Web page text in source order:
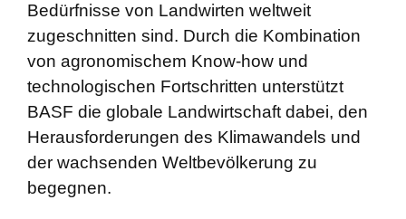
Bedürfnisse von Landwirten weltweit
zugeschnitten sind. Durch die Kombination
von agronomischem Know-how und
technologischen Fortschritten unterstützt
BASF die globale Landwirtschaft dabei, den
Herausforderungen des Klimawandels und
der wachsenden Weltbevölkerung zu
begegnen.